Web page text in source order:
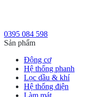
0395 084 598
Sản phẩm
Động cơ
Hệ thống phanh
Lọc dầu & khí
Hệ thống điện